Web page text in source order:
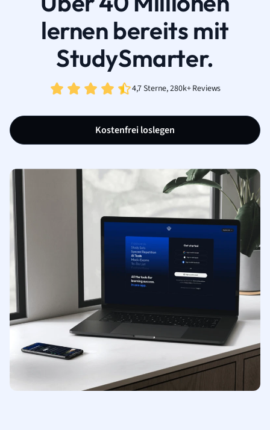
lernen bereits mit
StudySmarter.
4,7 Sterne, 280k+ Reviews
Kostenfrei loslegen